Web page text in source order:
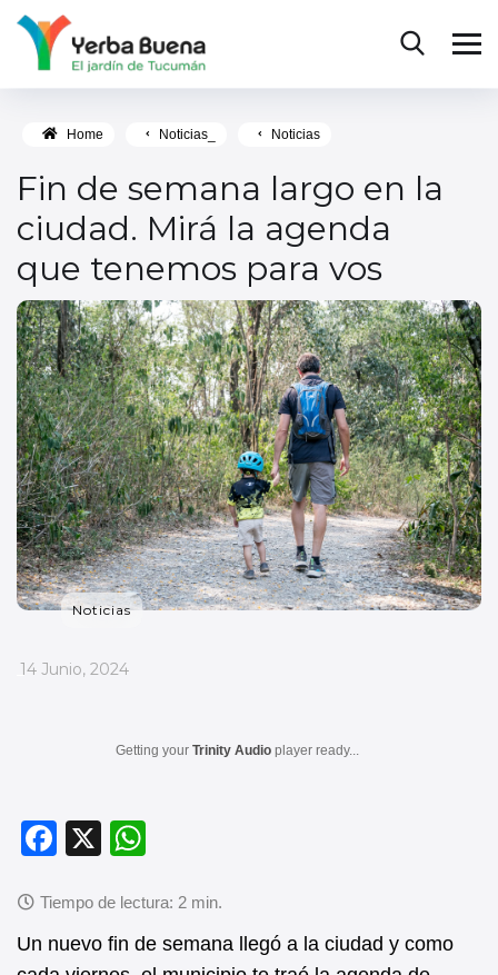
Home Noticias_ Noticias
Fin de semana largo en la
ciudad. Mirá la agenda
que tenemos para vos
Noticias
_
14 Junio, 2024
Getting your Trinity Audio player ready...
F
c
e
X
at
s
Un nuevo fin de semana llegó a la ciudad y como